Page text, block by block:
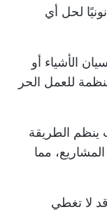
لحل أي
الأشياء أو
للعمل الحر
ينظم الطريقة
مما
لا تغطي